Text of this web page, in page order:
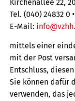
Kirchenallee 22,
Tel. (040) 24832 0
E-Mail:
mittels einer
mit der Post
Entschluss,
Sie können dafür
verwenden, das